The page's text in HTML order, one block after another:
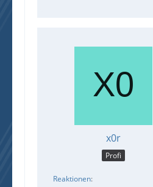
x0r
Profi
Reaktionen